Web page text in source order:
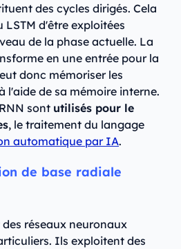
des cycles dirigés. Cela
d'être exploitées
de la phase actuelle. La
en une entrée pour la
donc mémoriser les
l'aide de sa mémoire interne.
sont utilisés pour le
, le traitement du langage
automatique par IA.
de base radiale
réseaux neuronaux
Ils exploitent des